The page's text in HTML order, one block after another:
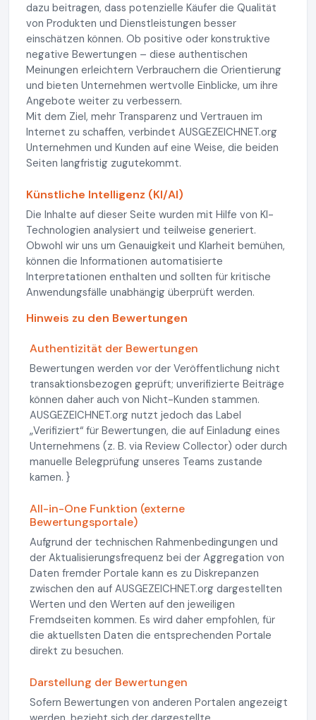
dazu beitragen, dass potenzielle Käufer die Qualität
von Produkten und Dienstleistungen besser
einschätzen können. Ob positive oder konstruktive
negative Bewertungen – diese authentischen
Meinungen erleichtern Verbrauchern die Orientierung
und bieten Unternehmen wertvolle Einblicke, um ihre
Angebote weiter zu verbessern.
Mit dem Ziel, mehr Transparenz und Vertrauen im
Internet zu schaffen, verbindet AUSGEZEICHNET.org
Unternehmen und Kunden auf eine Weise, die beiden
Seiten langfristig zugutekommt.
Künstliche Intelligenz (KI/AI)
Die Inhalte auf dieser Seite wurden mit Hilfe von KI-
Technologien analysiert und teilweise generiert.
Obwohl wir uns um Genauigkeit und Klarheit bemühen,
können die Informationen automatisierte
Interpretationen enthalten und sollten für kritische
Anwendungsfälle unabhängig überprüft werden.
Hinweis zu den Bewertungen
Authentizität der Bewertungen
Bewertungen werden vor der Veröffentlichung nicht
transaktionsbezogen geprüft; unverifizierte Beiträge
können daher auch von Nicht-Kunden stammen.
AUSGEZEICHNET.org nutzt jedoch das Label
„Verifiziert“ für Bewertungen, die auf Einladung eines
Unternehmens (z. B. via Review Collector) oder durch
manuelle Belegprüfung unseres Teams zustande
kamen. }
All-in-One Funktion (externe
Bewertungsportale)
Aufgrund der technischen Rahmenbedingungen und
der Aktualisierungsfrequenz bei der Aggregation von
Daten fremder Portale kann es zu Diskrepanzen
zwischen den auf AUSGEZEICHNET.org dargestellten
Werten und den Werten auf den jeweiligen
Fremdseiten kommen. Es wird daher empfohlen, für
die aktuellsten Daten die entsprechenden Portale
direkt zu besuchen.
Darstellung der Bewertungen
Sofern Bewertungen von anderen Portalen angezeigt